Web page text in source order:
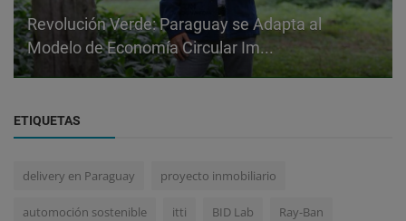
Revolución Verde: Paraguay se Adapta al
Modelo de Economía Circular Im...
ETIQUETAS
delivery en Paraguay proyecto inmobiliario
automoción sostenible itti BID Lab Ray-Ban